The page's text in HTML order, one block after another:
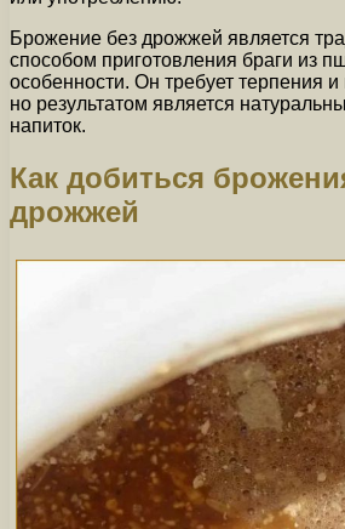
Брожение без дрожжей является
способом приготовления браги из
особенности. Он требует терпения
но результатом является
напиток.
Как добиться
дрожжей